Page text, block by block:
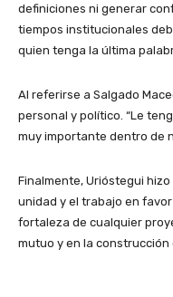
definiciones ni generar
tiempos institucionales
quien tenga la última
Al referirse a Salgado
personal y político. “Le
muy importante dentro de
Finalmente, Urióstegui
unidad y el trabajo en
fortaleza de cualquier
mutuo y en la construcción